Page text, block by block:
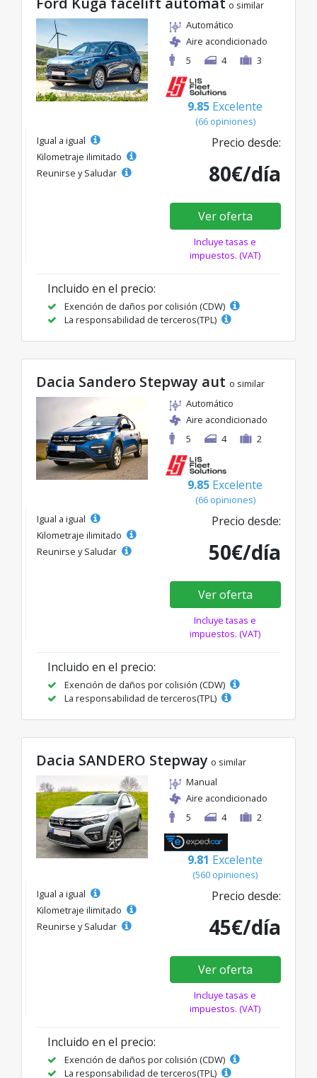
o similar
Automático
Aire acondicionado
5
4 3
9.85 Excelente
(66 opiniones)
Igual a igual
Kilometraje ilimitado
Reunirse y Saludar
Precio desde:
80€/día
Ver oferta
Incluye tasas e
impuestos. (VAT)
Incluido en el precio:
Exención de daños por colisión (CDW)
La responsabilidad de terceros(TPL)
Dacia Sandero Stepway aut o similar
Automático
Aire acondicionado
5
4 2
9.85 Excelente
(66 opiniones)
Igual a igual
Kilometraje ilimitado
Reunirse y Saludar
Precio desde:
50€/día
Ver oferta
Incluye tasas e
impuestos. (VAT)
Incluido en el precio:
Exención de daños por colisión (CDW)
La responsabilidad de terceros(TPL)
Dacia SANDERO Stepway o similar
Manual
Aire acondicionado
5
4 2
9.81 Excelente
(560 opiniones)
Igual a igual
Kilometraje ilimitado
Reunirse y Saludar
Precio desde:
45€/día
Ver oferta
Incluye tasas e
impuestos. (VAT)
Incluido en el precio:
Exención de daños por colisión (CDW)
La responsabilidad de terceros(TPL)